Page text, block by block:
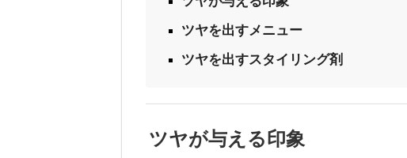
マイクロスコープ
頭皮ケアでは欠かすことのできな
ンプーでしっかり毛穴の汚れを落と
頭皮を見てみると、意外な事に気付
が綺麗だったり、シャンプーにこだ
り把握した上でカウンセリングいた
ちない頭皮の汚れを自分の目で見
ツヤを出すメニュー
ツヤを出すスタイリング剤
ツヤが与える印象